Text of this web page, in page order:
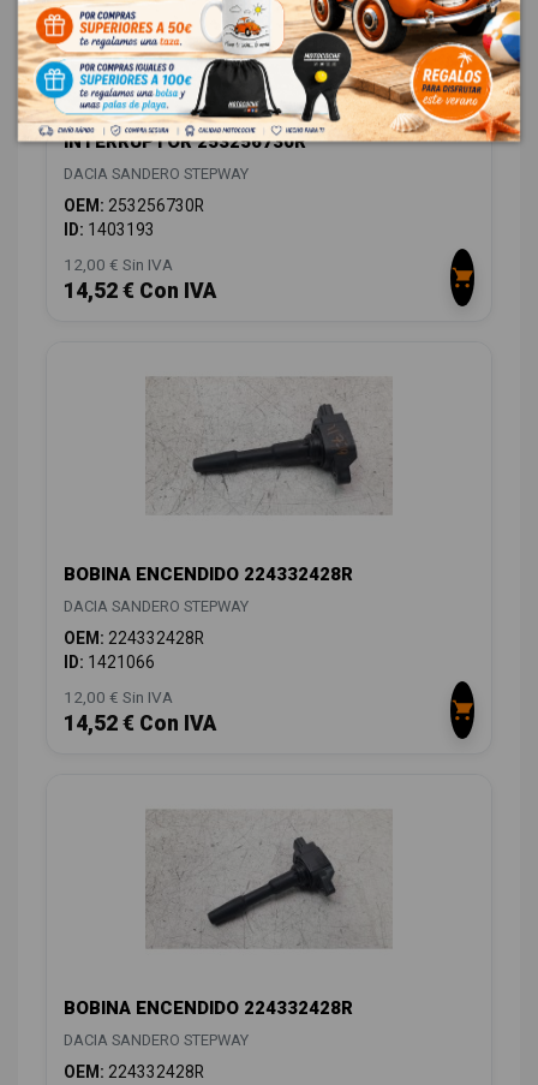
INTERRUPTOR 253256730R
DACIA SANDERO STEPWAY
OEM: 253256730R
ID: 1403193
12,00 € Sin IVA
14,52 € Con IVA
BOBINA ENCENDIDO 224332428R
DACIA SANDERO STEPWAY
OEM: 224332428R
ID: 1421066
12,00 € Sin IVA
14,52 € Con IVA
BOBINA ENCENDIDO 224332428R
DACIA SANDERO STEPWAY
OEM: 224332428R